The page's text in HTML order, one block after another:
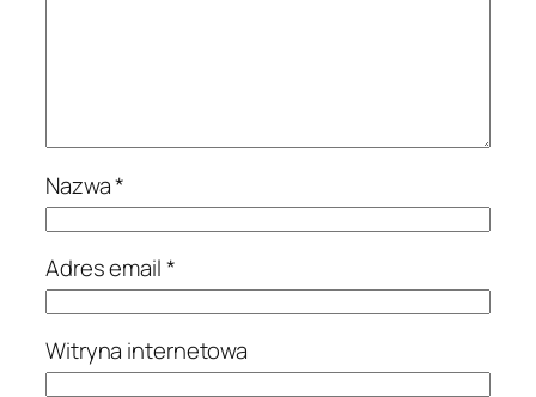
Nazwa*
Adres email*
Witryna internetowa